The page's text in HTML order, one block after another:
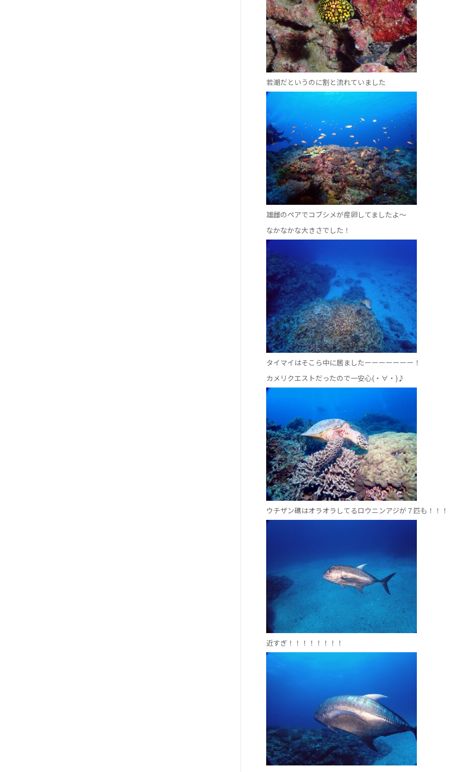
若潮だというのに割と流れていました
雄雌のペアでコブシメが産卵してましたよ～
なかなかな大きさでした！
タイマイはそこら中に居ましたーーーーーーー！
カメリクエストだったので一安心(・∀・)♪
ウチザン礁はオラオラしてるロウニンアジが７匹も！！
近すぎ！！！！！！！！